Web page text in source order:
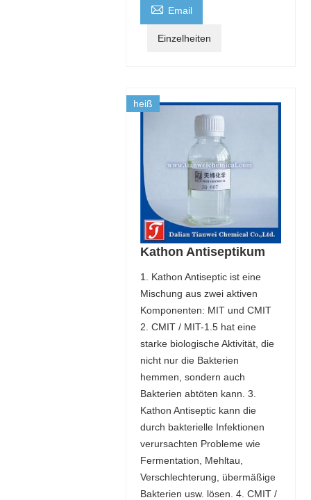
 Email
Einzelheiten
heiß
Kathon Antiseptikum
1. Kathon Antiseptic ist eine
Mischung aus zwei aktiven
Komponenten: MIT und CMIT
2. CMIT / MIT-1.5 hat eine
starke biologische Aktivität, die
nicht nur die Bakterien
hemmen, sondern auch
Bakterien abtöten kann. 3.
Kathon Antiseptic kann die
durch bakterielle Infektionen
verursachten Probleme wie
Fermentation, Mehltau,
Verschlechterung, übermäßige
Bakterien usw. lösen. 4. CMIT /